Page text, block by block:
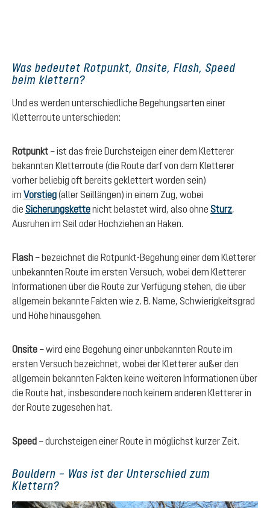
Was bedeutet Rotpunkt, Onsite, Flash, Speed
beim klettern?
Und es werden unterschiedliche Begehungsarten einer
Kletterroute unterschieden:
Rotpunkt – ist das freie Durchsteigen einer dem Kletterer
bekannten Kletterroute (die Route darf von dem Kletterer
vorher beliebig oft bereits geklettert worden sein)
im Vorstieg(aller Seillängen) in einem Zug, wobei
die Sicherungskettenicht belastet wird, also ohne Sturz,
Ausruhen im Seil oder Hochziehen an Haken.
Flash – bezeichnet die Rotpunkt-Begehung einer dem Kletterer
unbekannten Route im ersten Versuch, wobei dem Kletterer
Informationen über die Route zur Verfügung stehen, die über
allgemein bekannte Fakten wie z. B. Name, Schwierigkeitsgrad
und Höhe hinausgehen.
Onsite – wird eine Begehung einer unbekannten Route im
ersten Versuch bezeichnet, wobei der Kletterer außer den
allgemein bekannten Fakten keine weiteren Informationen über
die Route hat, insbesondere noch keinem anderen Kletterer in
der Route zugesehen hat.
Speed – durchsteigen einer Route in möglichst kurzer Zeit.
Bouldern – Was ist der Unterschied zum
Klettern?